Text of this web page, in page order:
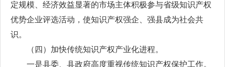
定规模、经济效益显著的市场主体积极参与省级知识产权
优势企业评选活动，使知识产权强企、强县成为社会共
识。
（四）加快传统知识产权产业化进程。
一是县委、县政府高度重视传统知识产权保护工作。